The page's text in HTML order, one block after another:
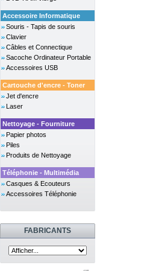
Accessoire Informatique
Souris - Tapis de souris
Clavier
Câbles et Connectique
Sacoche Ordinateur Portable
Accessoires USB
Cartouche d'encre - Toner
Jet d'encre
Laser
Nettoyage - Fourniture
Papier photos
Piles
Produits de Nettoyage
Téléphonie - Multimédia
Casques & Ecouteurs
Accessoires Téléphonie
FABRICANTS